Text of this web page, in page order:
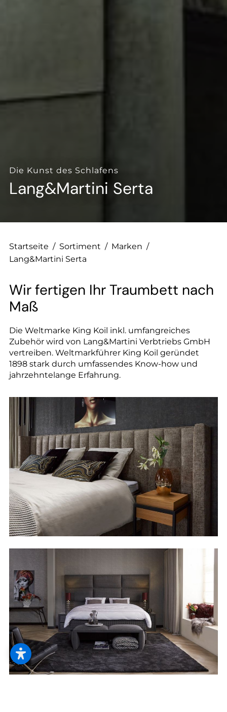
--
--
--
--
Die Kunst des Schlafens
Lang&Martini Serta
Startseite / Sortiment / Marken /
Lang&Martini Serta
Wir fertigen Ihr Traumbett nach
Maß
Die Weltmarke King Koil inkl. umfangreiches
Zubehör wird von Lang&Martini Verbtriebs GmbH
vertreiben. Weltmarkführer King Koil geründet
1898 stark durch umfassendes Know-how und
jahrzehntelange Erfahrung.